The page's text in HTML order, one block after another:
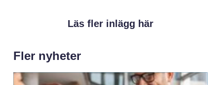
Läs fler inlägg här
Fler nyheter